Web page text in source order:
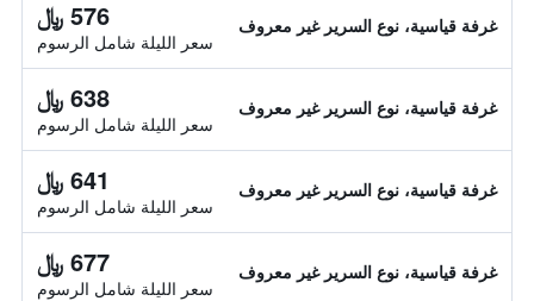
غرفة قياسية، نوع السرير غير معروف 576 ﷼
سعر الليلة شامل الرسوم
غرفة قياسية، نوع السرير غير معروف 638 ﷼
سعر الليلة شامل الرسوم
غرفة قياسية، نوع السرير غير معروف 641 ﷼
سعر الليلة شامل الرسوم
غرفة قياسية، نوع السرير غير معروف 677 ﷼
سعر الليلة شامل الرسوم